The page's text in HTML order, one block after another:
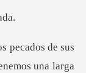
una larga